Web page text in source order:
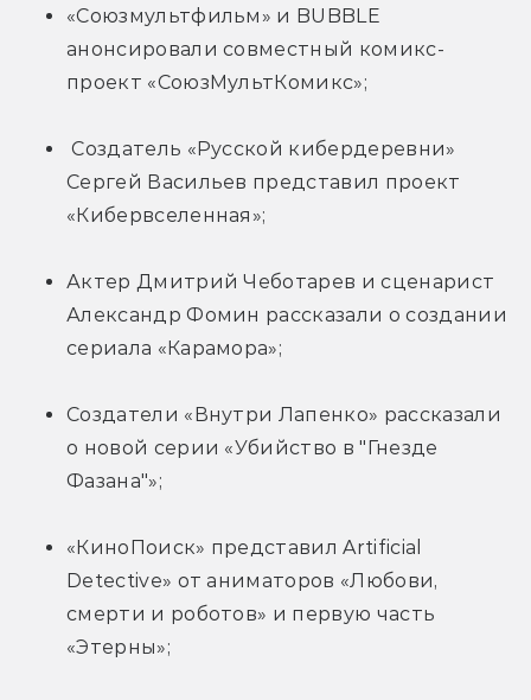
«Союзмультфильм» и BUBBLE
анонсировали совместный комикс-
проект «СоюзМультКомикс»;
Создатель «Русской кибердеревни»
Сергей Васильев представил проект
«Кибервселенная»;
Актер Дмитрий Чеботарев и сценарист
Александр Фомин рассказали о создании
сериала «Карамора»;
Создатели «Внутри Лапенко» рассказали
о новой серии «Убийство в "Гнезде
Фазана"»;
«КиноПоиск» представил Artificial
Detective» от аниматоров «Любови,
смерти и роботов» и первую часть
«Этерны»;